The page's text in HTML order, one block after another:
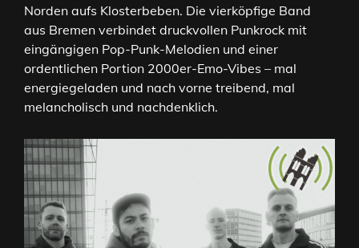
Norden aufs Klosterbeben. Die vierköpfige Band
aus Bremen verbindet druckvollen Punkrock mit
eingängigen Pop-Punk-Melodien und einer
ordentlichen Portion 2000er-Emo-Vibes – mal
energiegeladen und nach vorne treibend, mal
melancholisch und nachdenklich.